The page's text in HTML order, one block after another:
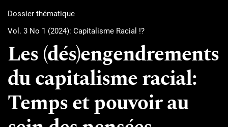
Dossier thématique
Vol. 3 No 1 (2024): Capitalisme Racial !?
Les (dés)engendrements
du capitalisme racial:
Temps et pouvoir au